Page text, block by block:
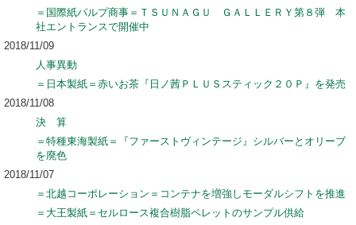
＝国際紙パルプ商事＝ＴＳＵＮＡＧＵ ＧＡＬＬＥＲＹ第８弾 本
社エントランスで開催中
2018/11/09
人事異動
＝日本製紙＝赤いお茶『日ノ茜ＰＬＵＳスティック２０Ｐ』を発売
2018/11/08
決 算
＝特種東海製紙＝『ファーストヴィンテージ』シルバーとオリーブ
を廃色
2018/11/07
＝北越コーポレーション＝コンテナを増強しモーダルシフトを推進
＝大王製紙＝セルロース複合樹脂ペレットのサンプル供給